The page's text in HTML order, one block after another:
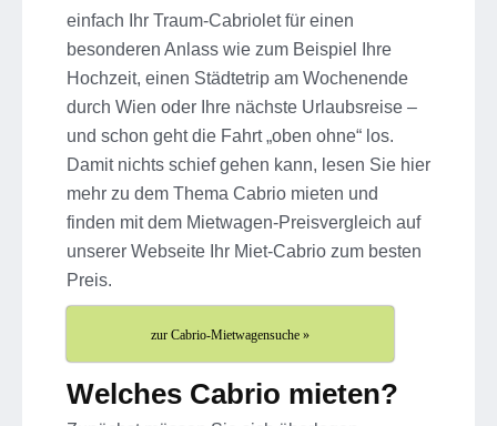
einfach Ihr Traum-Cabriolet für einen
besonderen Anlass wie zum Beispiel Ihre
Hochzeit, einen Städtetrip am Wochenende
durch Wien oder Ihre nächste Urlaubsreise –
und schon geht die Fahrt „oben ohne“ los.
Damit nichts schief gehen kann, lesen Sie hier
mehr zu dem Thema Cabrio mieten und
finden mit dem Mietwagen-Preisvergleich auf
unserer Webseite Ihr Miet-Cabrio zum besten
Preis.
zur Cabrio-Mietwagensuche »
Welches Cabrio mieten?